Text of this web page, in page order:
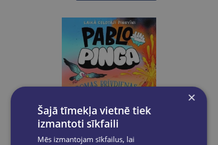
×
Šajā tīmekļa vietnē tiek
izmantoti sīkfaili
Mēs izmantojam sīkfailus, lai